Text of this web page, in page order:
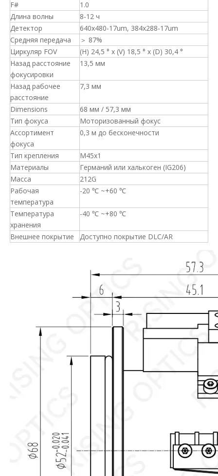
F#
1.0
Длина волны
8-12 ч
Детектор
640x480-17um, 384x288-17um
Средняя передача
＞ 87%
Циркуляр FOV
(H) 24,5 ° x (V) 18,5 ° x (D) 30,4 °
Назад расстояние
фокусировки
13,5 мм
Назад рабочее
расстояние
7,3 мм
Dimensions
68 мм / 57,3 мм
Тип фокуса
Моторизованный фокус
Ассортимент
фокуса
0,3 м до бесконечности
Тип крепления
M45x1
Материалы
Германий или халькоген (IG206)
Масса
212G
Рабочая
температура
-20 ℃ ~+60 ℃
Температура
хранения
-40 ℃ ~+80 ℃
Внешнее покрытие Доступно покрытие DLC/AR